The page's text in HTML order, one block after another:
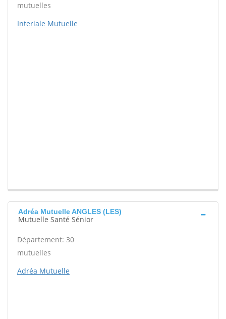
mutuelles
Interiale Mutuelle
Adréa Mutuelle ANGLES (LES)
Mutuelle Santé Sénior
Département: 30
mutuelles
Adréa Mutuelle